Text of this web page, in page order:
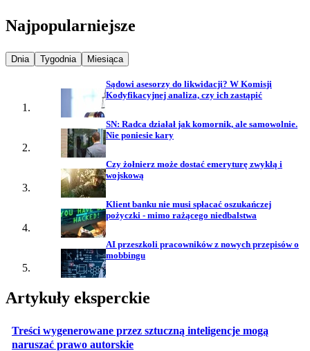
Najpopularniejsze
Najpopularniejsze wiadomości z
Dnia Najpopularniejsze wiadomości z
Tygodnia Najpopularniejsze wiadomości z
Miesiąca
Sądowi asesorzy do likwidacji? W Komisji
Kodyfikacyjnej analiza, czy ich zastąpić
SN: Radca działał jak komornik, ale samowolnie.
Nie poniesie kary
Czy żołnierz może dostać emeryturę zwykłą i
wojskową
Klient banku nie musi spłacać oszukańczej
pożyczki - mimo rażącego niedbalstwa
AI przeszkoli pracowników z nowych przepisów o
mobbingu
Artykuły eksperckie
Treści wygenerowane przez sztuczną inteligencje mogą
naruszać prawo autorskieotwiera się w nowej karcie